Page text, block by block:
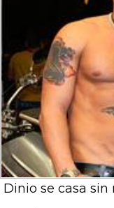
Dinio se casa